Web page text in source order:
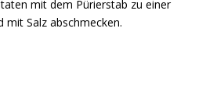
mit dem Pürierstab zu einer
mit Salz abschmecken.